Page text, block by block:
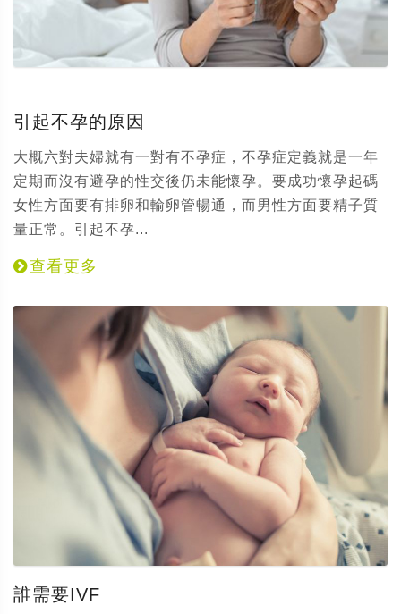
引起不孕的原因
大概六對夫婦就有一對有不孕症，不孕症定義就是一年
定期而沒有避孕的性交後仍未能懷孕。要成功懷孕起碼
女性方面要有排卵和輸卵管暢通，而男性方面要精子質
量正常。引起不孕...
查看更多
誰需要IVF